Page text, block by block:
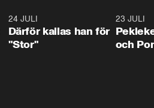
24 JULI
Därför kallas han för
"Stor"
23 JULI
och